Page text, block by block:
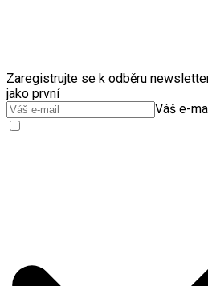
Zaregistrujte se k odběru
jako první
Váš e-